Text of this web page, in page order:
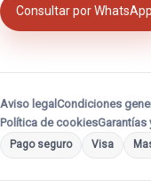
Consultar por WhatsApp
Aviso legalCondiciones
Política de cookiesGarantías
Pago seguro Visa